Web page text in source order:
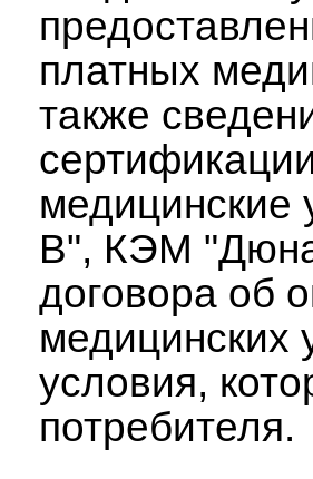
платных
также
медицинские
В", КЭМ
договора об
медицинских
условия,
потребителя.